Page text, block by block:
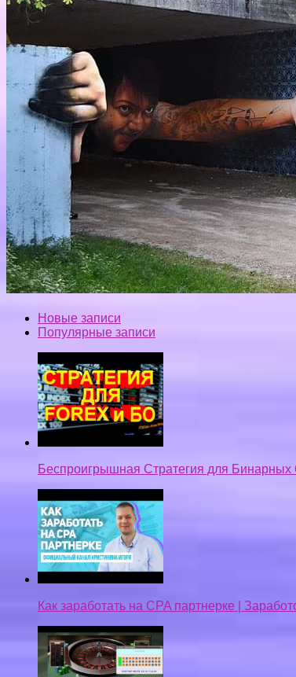
Новые записи
Популярные записи
Беспроигрышная Стратегия для
Как заработать на CPA партнерке |